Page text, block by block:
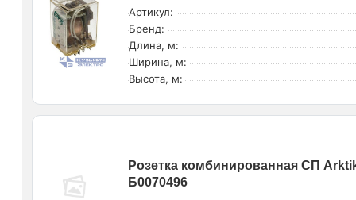
Артикул:
Бренд:
Длина, м:
Ширина, м:
Высота, м:
Розетка комбинированная СП
Б0070496